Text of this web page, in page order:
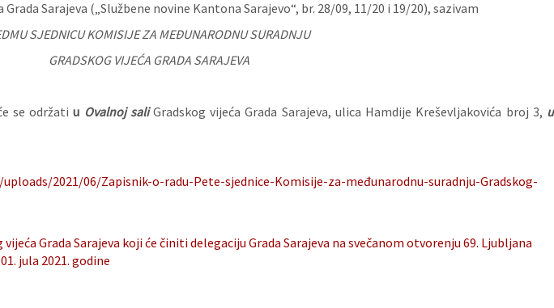
Sarajeva („Službene novine Kantona Sarajevo“, br. 28/09, 11/20 i 19/20), sazivam
SJEDNICU KOMISIJE ZA MEĐUNARODNU SURADNJU
GRADSKOG VIJEĆA GRADA SARAJEVA
se održatiu Ovalnoj saliGradskog vijeća Grada Sarajeva, ulica Hamdije Kreševljakovića broj 3, u
2021/06/Zapisnik-o-radu-Pete-sjednice-Komisije-za-međunarodnu-suradnju-Gradskog-
Grada Sarajeva koji će činiti delegaciju Grada Sarajeva na svečanom otvorenju 69. Ljubljana
jula 2021. godine